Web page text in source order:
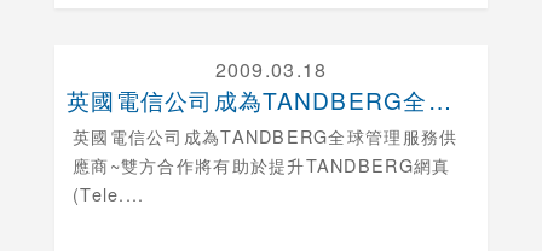
2009.03.18
英國電信公司成為TANDBERG全球管理服務供應商
英國電信公司成為TANDBERG全球管理服務供
應商~雙方合作將有助於提升TANDBERG網真
(Tele....